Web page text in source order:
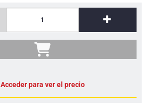
Acceder para ver el precio